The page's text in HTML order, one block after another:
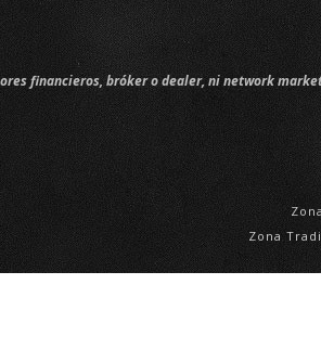
financieros, bróker o dealer, ni network
Zona